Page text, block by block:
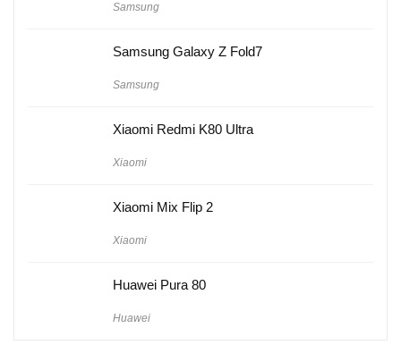
Samsung
Samsung Galaxy Z Fold7
Samsung
Xiaomi Redmi K80 Ultra
Xiaomi
Xiaomi Mix Flip 2
Xiaomi
Huawei Pura 80
Huawei